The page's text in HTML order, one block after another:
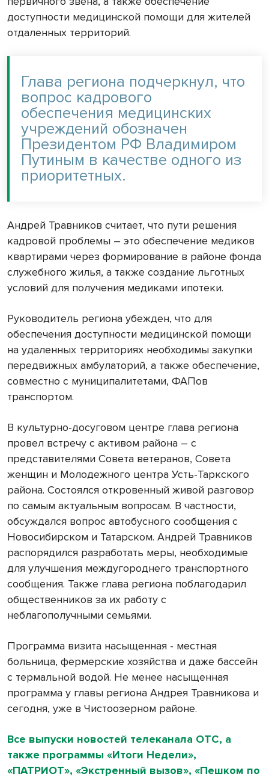
доступности медицинской помощи для жителей
отдаленных территорий.
Глава региона подчеркнул, что
вопрос кадрового
обеспечения медицинских
учреждений обозначен
Президентом РФ Владимиром
Путиным в качестве одного из
приоритетных.
Андрей Травников считает, что пути решения
кадровой проблемы – это обеспечение медиков
квартирами через формирование в районе фонда
служебного жилья, а также создание льготных
условий для получения медиками ипотеки.
Руководитель региона убежден, что для
обеспечения доступности медицинской помощи
на удаленных территориях необходимы закупки
передвижных амбулаторий, а также обеспечение,
совместно с муниципалитетами, ФАПов
транспортом.
В культурно-досуговом центре глава региона
провел встречу с активом района – с
представителями Совета ветеранов, Совета
женщин и Молодежного центра Усть-Таркского
района. Состоялся откровенный живой разговор
по самым актуальным вопросам. В частности,
обсуждался вопрос автобусного сообщения с
Новосибирском и Татарском. Андрей Травников
распорядился разработать меры, необходимые
для улучшения междугороднего транспортного
сообщения. Также глава региона поблагодарил
общественников за их работу с
неблагополучными семьями.
Программа визита насыщенная - местная
больница, фермерские хозяйства и даже бассейн
с термальной водой. Не менее насыщенная
программа у главы региона Андрея Травникова и
сегодня, уже в Чистоозерном районе.
Все выпуски новостей телеканала ОТС, а
также программы «Итоги Недели»,
«ПАТРИОТ», «Экстренный вызов», «Пешком по